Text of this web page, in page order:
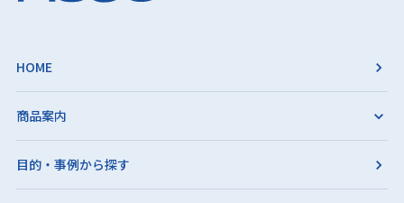
HOME
商品案内
目的・事例から探す